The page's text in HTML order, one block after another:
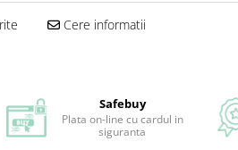
Cere informatii
Safebuy
Plata on-line cu cardul in
siguranta